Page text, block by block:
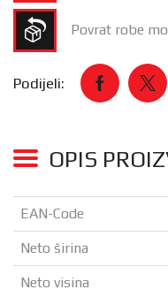
Povrat robe
Podijeli:
OPIS
EAN-Code
Neto širina
Neto visina